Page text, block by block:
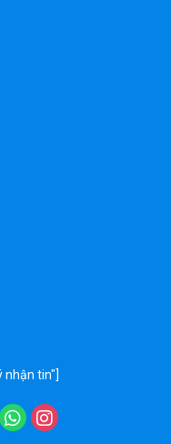
vecpa XW02
T118
tin"]